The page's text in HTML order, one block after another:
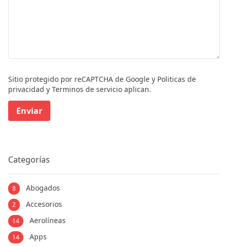
Sitio protegido por reCAPTCHA de Google y Politicas de
privacidad y Terminos de servicio aplican.
Enviar
Categorías
8 Abogados
2 Accesorios
14 Aerolíneas
14 Apps